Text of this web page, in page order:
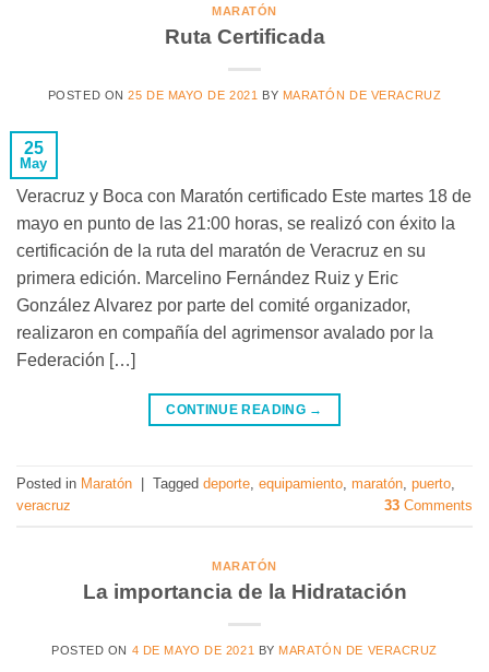
MARATÓN
Ruta Certificada
POSTED ON25 DE MAYO DE 2021 BY MARATÓN DE VERACRUZ
25
May
Veracruz y Boca con Maratón certificado Este martes 18 de
mayo en punto de las 21:00 horas, se realizó con éxito la
certificación de la ruta del maratón de Veracruz en su
primera edición. Marcelino Fernández Ruiz y Eric
González Alvarez por parte del comité organizador,
realizaron en compañía del agrimensor avalado por la
Federación […]
CONTINUE READING →
Posted in Maratón Tagged deporte, equipamiento, maratón, puerto,
veracruz
33 Comments
MARATÓN
La importancia de la Hidratación
POSTED ON 4 DE MAYO DE 2021 BY MARATÓN DE VERACRUZ